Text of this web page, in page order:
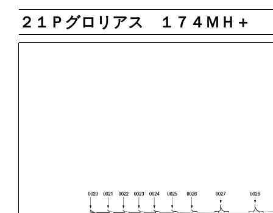
２１Ｐグロリアス １７４ＭＨ＋